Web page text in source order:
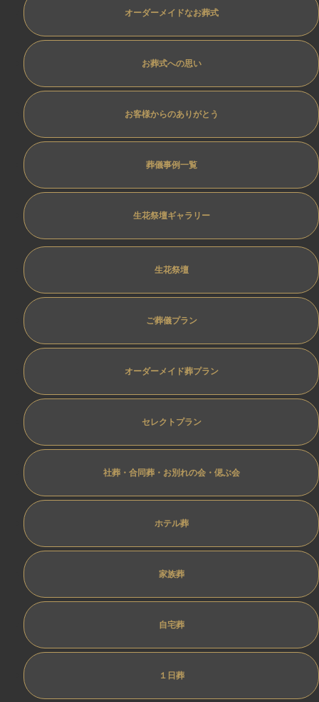
オーダーメイドなお葬式
お葬式への思い
お客様からのありがとう
葬儀事例一覧
生花祭壇ギャラリー
生花祭壇
ご葬儀プラン
オーダーメイド葬プラン
セレクトプラン
社葬・合同葬・お別れの会・偲ぶ会
ホテル葬
家族葬
自宅葬
１日葬